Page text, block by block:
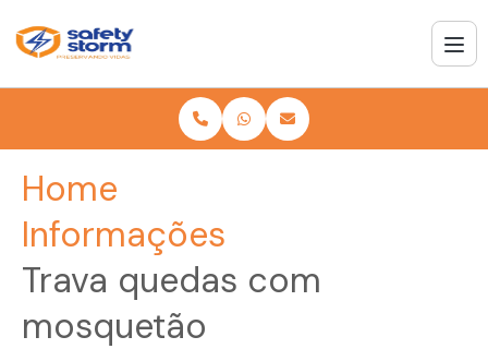
Home
Informações
Trava quedas com
mosquetão